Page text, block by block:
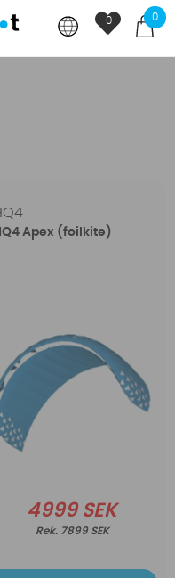
0
0
Apex (foilkite)
4999 SEK
7899 SEK